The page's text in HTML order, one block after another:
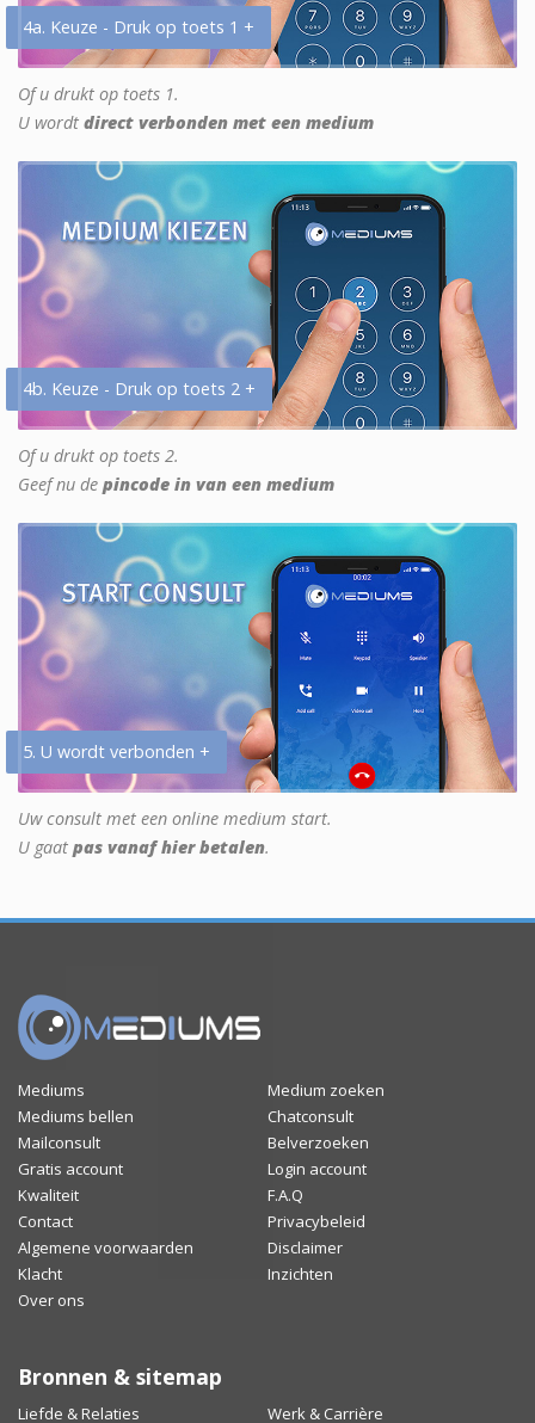
4a. Keuze - Druk op toets 1 +
Of u drukt op toets 1.
U wordt direct verbonden met een medium
4b. Keuze - Druk op toets 2 +
Of u drukt op toets 2.
Geef nu de pincode in van een medium
5. U wordt verbonden +
Uw consult met een online medium start.
U gaat pas vanaf hier betalen.
Mediums
Medium zoeken
Mediums bellen
Chatconsult
Mailconsult
Belverzoeken
Gratis account
Login account
Kwaliteit
F.A.Q
Contact
Privacybeleid
Algemene voorwaarden
Disclaimer
Klacht
Inzichten
Over ons
Bronnen & sitemap
Liefde & Relaties Werk & Carrière